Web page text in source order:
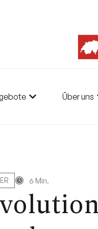
Über uns
6 Min.